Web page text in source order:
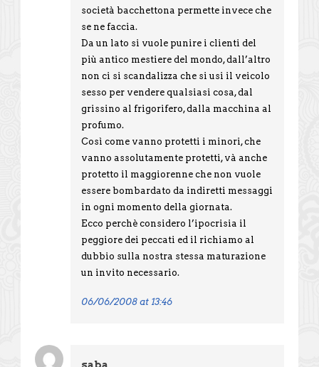
società bacchettona permette invece che
se ne faccia.
Da un lato si vuole punire i clienti del
più antico mestiere del mondo, dall’altro
non ci si scandalizza che si usi il veicolo
sesso per vendere qualsiasi cosa, dal
grissino al frigorifero, dalla macchina al
profumo.
Così come vanno protetti i minori, che
vanno assolutamente protetti, và anche
protetto il maggiorenne che non vuole
essere bombardato da indiretti messaggi
in ogni momento della giornata.
Ecco perchè considero l’ipocrisia il
peggiore dei peccati ed il richiamo al
dubbio sulla nostra stessa maturazione
un invito necessario.
06/06/2008 at 13:46